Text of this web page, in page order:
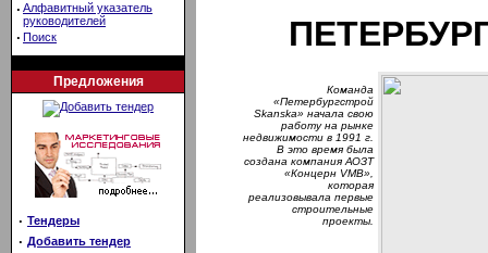
· Алфавитный указатель
руководителей
· Поиск
Предложения
· Тендеры
· Добавить тендер
Команда
«Петербургстрой
Skanska» начала свою
работу на рынке
недвижимости в 1991 г.
В это время была
создана компания АОЗТ
«Концерн VMB»,
которая
реализовывала первые
строительные
проекты.